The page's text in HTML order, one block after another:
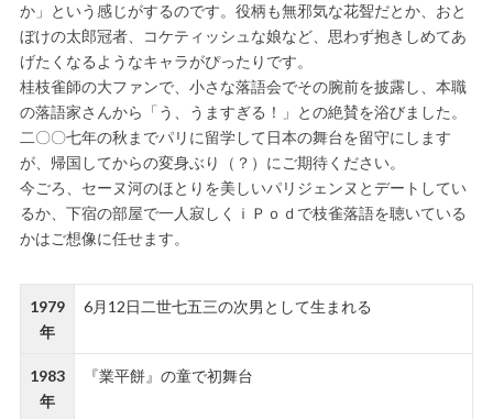
か」という感じがするのです。役柄も無邪気な花聟だとか、おと
ぼけの太郎冠者、コケティッシュな娘など、思わず抱きしめてあ
げたくなるようなキャラがぴったりです。
桂枝雀師の大ファンで、小さな落語会でその腕前を披露し、本職
の落語家さんから「う、うますぎる！」との絶賛を浴びました。
二〇〇七年の秋までパリに留学して日本の舞台を留守にします
が、帰国してからの変身ぶり（？）にご期待ください。
今ごろ、セーヌ河のほとりを美しいパリジェンヌとデートしてい
るか、下宿の部屋で一人寂しくｉＰｏｄで枝雀落語を聴いている
かはご想像に任せます。
1979
年
6月12日二世七五三の次男として生まれる
1983
年
『業平餅』の童で初舞台